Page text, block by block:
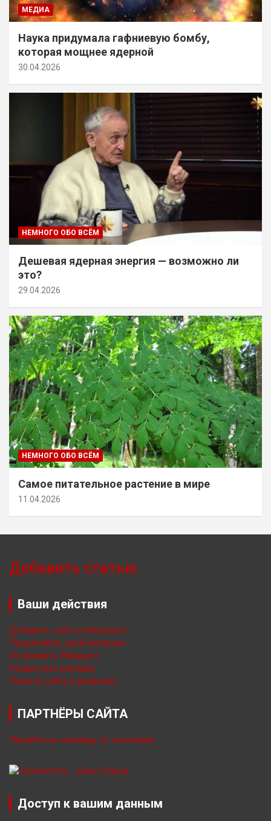
МЕДИА
Наука придумала гафниевую бомбу,
которая мощнее ядерной
30.04.2026
НЕМНОГО ОБО ВСЁМ
Дешевая ядерная энергия — возможно ли
это?
29.04.2026
НЕМНОГО ОБО ВСЁМ
Самое питательное растение в мире
11.04.2026
Добавить статью
Ваши действия
Добавить сайт в избранное
Предложить свой материал
Установить Я.Виджет
Разместить рекламу
Помочь сайту в развитии
ПАРТНЁРЫ САЙТА
Перейти на страницу со ссылками
Доступ к вашим данным